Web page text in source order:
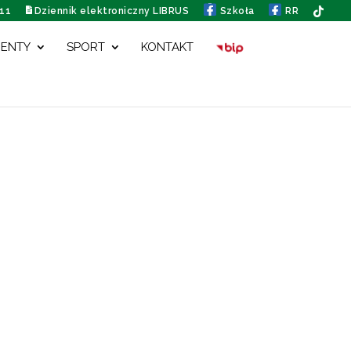
Dziennik elektroniczny LIBRUS Szkoła RR
SPORT KONTAKT